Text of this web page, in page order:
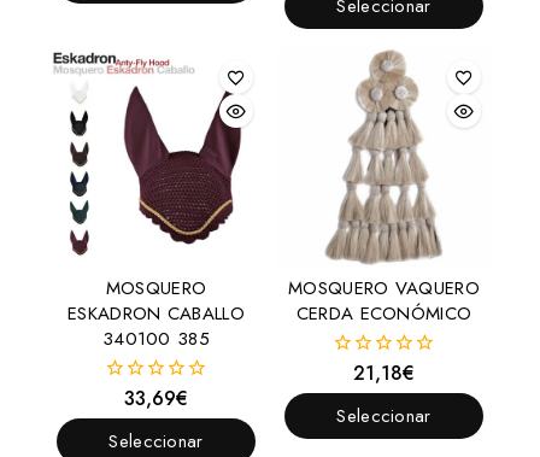
5
Seleccionar
MOSQUERO
ESKADRON CABALLO
340100 385
fuera
de
33,69€
Seleccionar
MOSQUERO VAQUERO
CERDA ECONÓMICO
fuera
de
21,18€
Seleccionar